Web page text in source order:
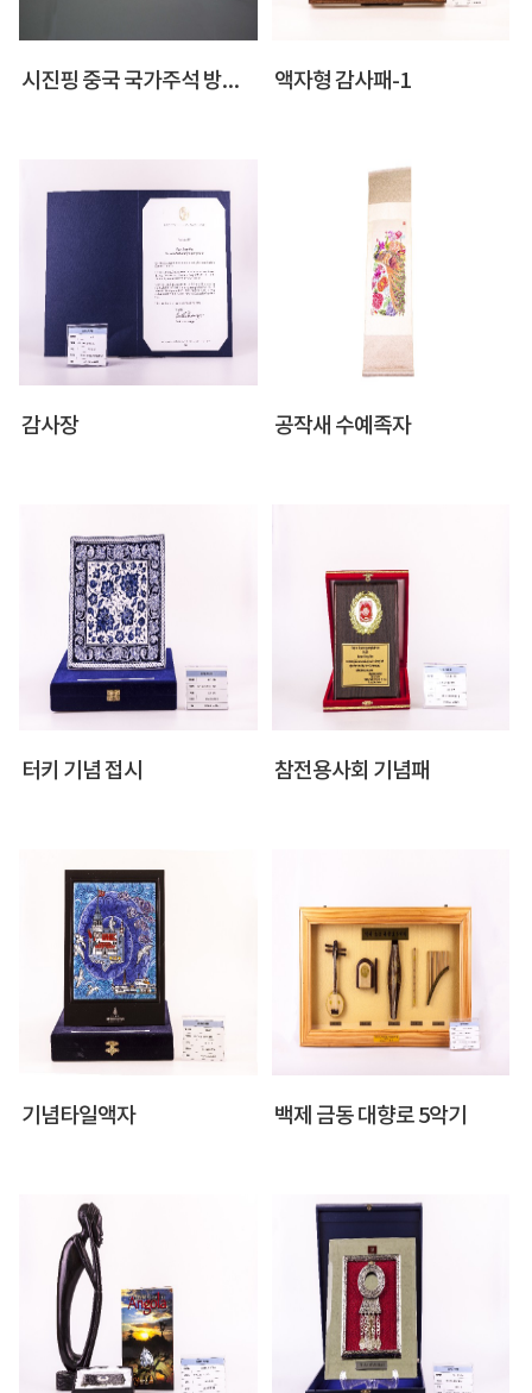
시진핑 중국 국가주석 방한 만찬 참석 초대장 액자형 감사패-1
감사장 공작새 수예족자
터키 기념 접시 참전용사회 기념패
기념타일액자 백제 금동 대향로 5악기